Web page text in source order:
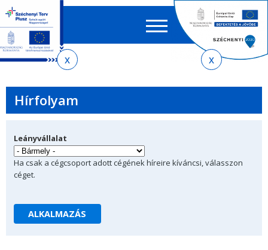
almenühöz
tartalomra
oldaltérképre
EN HU
űrlap
Hírfolyam
Leányvállalat
Ha csak a cégcsoport adott cégének híreire kíváncsi, válasszon
céget.